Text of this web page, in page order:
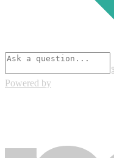
Powered by